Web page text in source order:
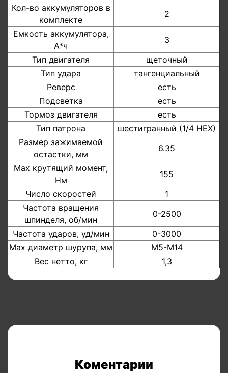
Кол-во аккумуляторов в
комплекте
2
Емкость аккумулятора,
А*ч
3
Тип двигателя
щеточный
Тип удара
тангенциальный
Реверс
есть
Подсветка
есть
Тормоз двигателя
есть
Тип патрона
шестигранный (1/4 НЕХ)
Размер зажимаемой
остастки, мм
6.35
Мах крутящий момент,
Нм
155
Число скоростей
1
Частота вращения
шпинделя, об/мин
0-2500
Частота ударов, уд/мин
0-3000
Мах диаметр шурупа, мм
М5-М14
Вес нетто, кг
1,3
Коментарии